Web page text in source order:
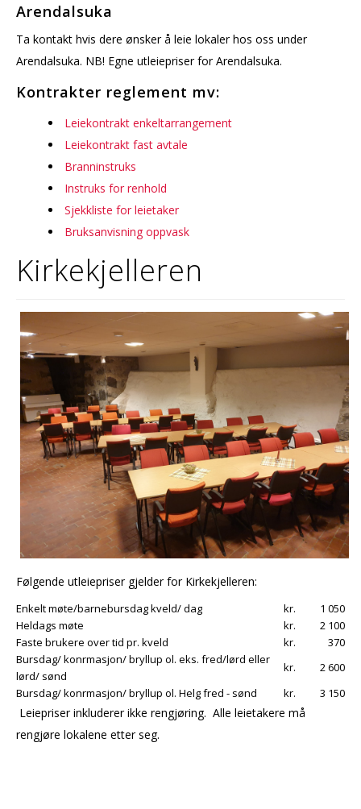
Arendalsuka
Ta kontakt hvis dere ønsker å leie lokaler hos oss under
Arendalsuka. NB! Egne utleiepriser for Arendalsuka.
Kontrakter reglement mv:
Leiekontrakt enkeltarrangement
Leiekontrakt fast avtale
Branninstruks
Instruks for renhold
Sjekkliste for leietaker
Bruksanvisning oppvask
Kirkekjelleren
Følgende utleiepriser gjelder for Kirkekjelleren:
Enkelt møte/barnebursdag kveld/ dag kr.
1 050
Heldags møte
kr.
2 100
Faste brukere over tid pr. kveld
kr.
370
Bursdag/ konfirmasjon/ bryllup ol. eks. fred/lørd eller
lørd/ sønd
kr.
2 600
Bursdag/ konfirmasjon/ bryllup ol. Helg fred - sønd
kr. 3 150
Leiepriser inkluderer ikke rengjøring. Alle leietakere må
rengjøre lokalene etter seg.